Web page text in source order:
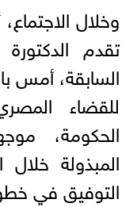
وخلال
تقدم
السابقة، أمس
للقضاء
الحكومة،
المبذولة خلال
التوفيق في